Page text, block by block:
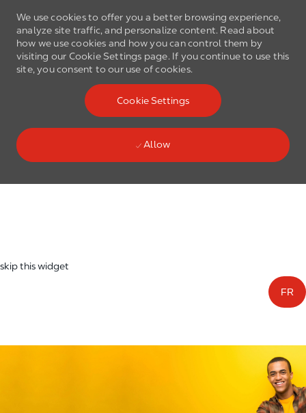
We use cookies to offer you a better browsing experience,
analyze site traffic, and personalize content. Read about
how we use cookies and how you can control them by
visiting our Cookie Settings page. If you continue to use this
site, you consent to our use of cookies.
Cookie Settings
Allow
Skip to main content
skip this widget
FR